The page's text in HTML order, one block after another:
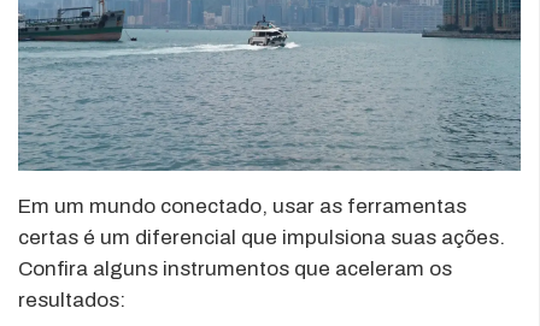
Em um mundo conectado, usar as ferramentas
certas é um diferencial que impulsiona suas ações.
Confira alguns instrumentos que aceleram os
resultados: